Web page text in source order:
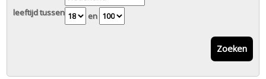
leeftijd tussen
en
Zoeken